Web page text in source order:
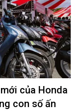
của Honda
con số ấn